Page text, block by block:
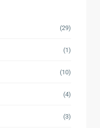
(29)
(1)
(10)
(4)
(3)